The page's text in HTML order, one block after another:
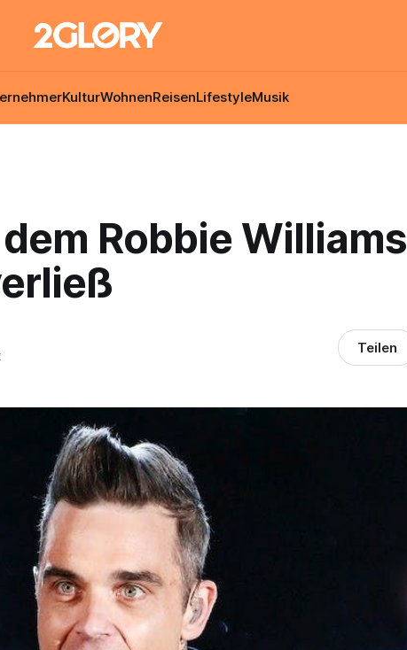
KulturWohnenReisenLifestyleMusik
Robbie Williams
Teilen